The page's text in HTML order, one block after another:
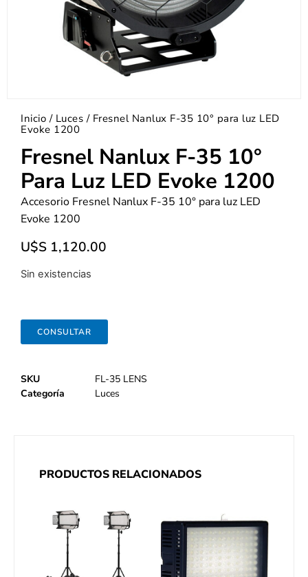
Inicio / Luces / Fresnel Nanlux F-35 10° para luz LED
Evoke 1200
Fresnel Nanlux F-35 10°
Para Luz LED Evoke 1200
Accesorio Fresnel Nanlux F-35 10° para luz LED
Evoke 1200
U$S 1,120.00
Sin existencias
CONSULTAR
SKU
FL-35 LENS
Categoría
Luces
PRODUCTOS RELACIONADOS